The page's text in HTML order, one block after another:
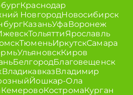
Краснодар
НовгородНовосибирск
КазаньУфаВоронеж
ТольяттиЯрославль
ТюменьИркутскСамара
УльяновскКиров
БелгородБлаговещенск
ВладикавказВладимир
Йошкар-Ола
КемеровоКостромаКурган